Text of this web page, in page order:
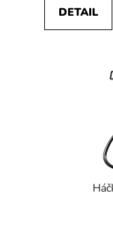
DETAIL